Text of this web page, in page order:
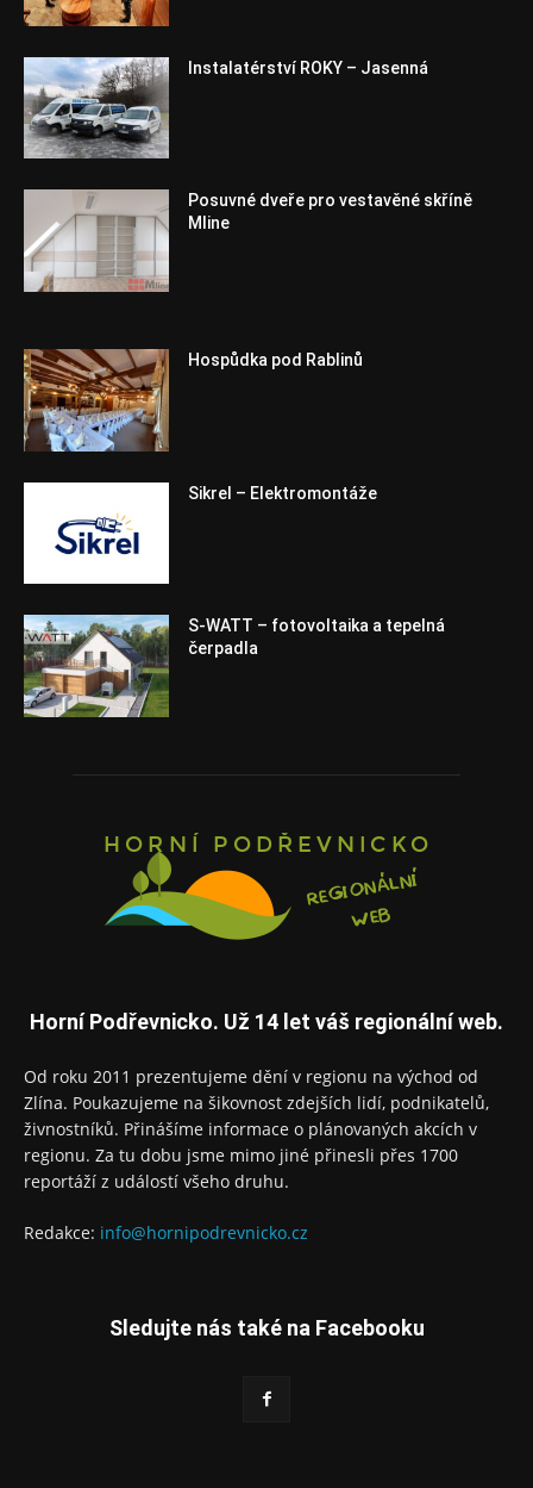
Instalatérství ROKY – Jasenná
Posuvné dveře pro vestavěné skříně
Mline
Hospůdka pod Rablinů
Sikrel – Elektromontáže
S-WATT – fotovoltaika a tepelná
čerpadla
Horní Podřevnicko. Už 14 let váš regionální web.
Od roku 2011 prezentujeme dění v regionu na východ od
Zlína. Poukazujeme na šikovnost zdejších lidí, podnikatelů,
živnostníků. Přinášíme informace o plánovaných akcích v
regionu. Za tu dobu jsme mimo jiné přinesli přes 1700
reportáží z událostí všeho druhu.
Redakce: info@hornipodrevnicko.cz
Sledujte nás také na Facebooku